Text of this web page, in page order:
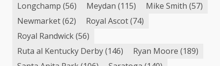
Longchamp (56) Meydan (115) Mike Smith (57)
Newmarket(62) Royal Ascot(74)
Royal Randwick(56)
Ruta al Kentucky Derby(146) Ryan Moore (189)